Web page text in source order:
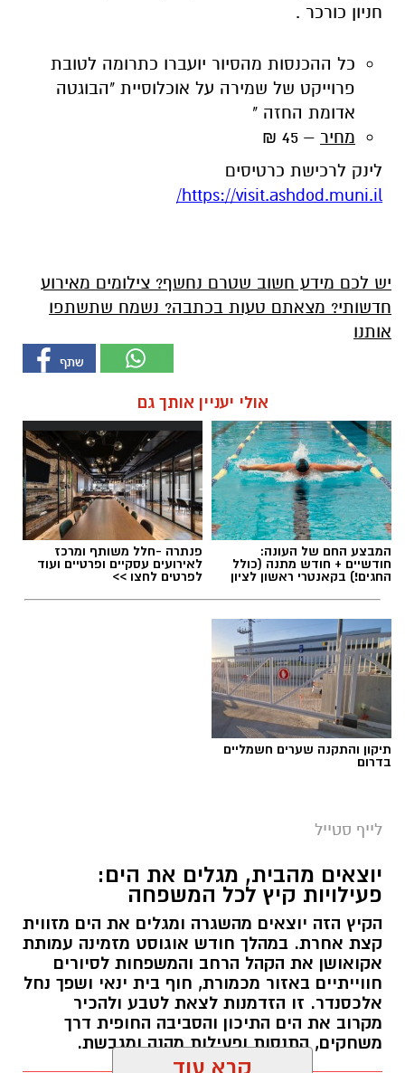
חניון כורכר .
כל ההכנסות מהסיור יועברו כתרומה לטובת
פרוייקט של שמירה על אוכלוסיית "הבוגטה
אדומת החזה "
מחיר – 45 ₪
לינק לרכישת כרטיסים
https://visit.ashdod.muni.il/
יש לכם מידע חשוב שטרם נחשף? צילומים מאירוע
חדשותי? מצאתם טעות בכתבה? נשמח שתשתפו
אותנו
אולי יעניין אותך גם
המבצע החם של העונה:
חודשיים + חודש מתנה (כולל
החגים!) בקאנטרי ראשון לציון
פנתרה -חלל משותף ומרכז
לאירועים עסקיים ופרטיים ועוד
לפרטים לחצו >>
תיקון והתקנה שערים חשמליים
בדרום
לייף סטייל
יוצאים מהבית, מגלים את הים:
פעילויות קיץ לכל המשפחה
הקיץ הזה יוצאים מהשגרה ומגלים את הים מזווית
קצת אחרת. במהלך חודש אוגוסט מזמינה עמותת
אקואושן את הקהל הרחב והמשפחות לסיורים
חווייתיים באזור מכמורת, חוף בית ינאי ושפך נחל
אלכסנדר. זו הזדמנות לצאת לטבע ולהכיר
מקרוב את הים התיכון והסביבה החופית דרך
משחקים, התנסות ופעילות מהנה ומגבשת.